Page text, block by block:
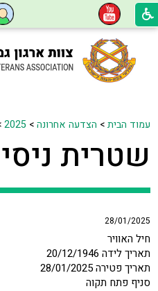
עמוד הבית> הצדעה אחרונה>
2025
שטרית
28/01/2025
חיל האוויר
תאריך לידה 20/12/1946
תאריך פטירה 28/01/2025
סניף פתח תקוה